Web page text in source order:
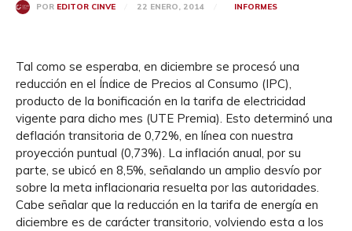
POR EDITOR CINVE 22 ENERO, 2014 INFORMES
Tal como se esperaba, en diciembre se procesó una
reducción en el Índice de Precios al Consumo (IPC),
producto de la bonificación en la tarifa de electricidad
vigente para dicho mes (UTE Premia). Esto determinó una
deflación transitoria de 0,72%, en línea con nuestra
proyección puntual (0,73%). La inflación anual, por su
parte, se ubicó en 8,5%, señalando un amplio desvío por
sobre la meta inflacionaria resuelta por las autoridades.
Cabe señalar que la reducción en la tarifa de energía en
diciembre es de carácter transitorio, volviendo esta a los